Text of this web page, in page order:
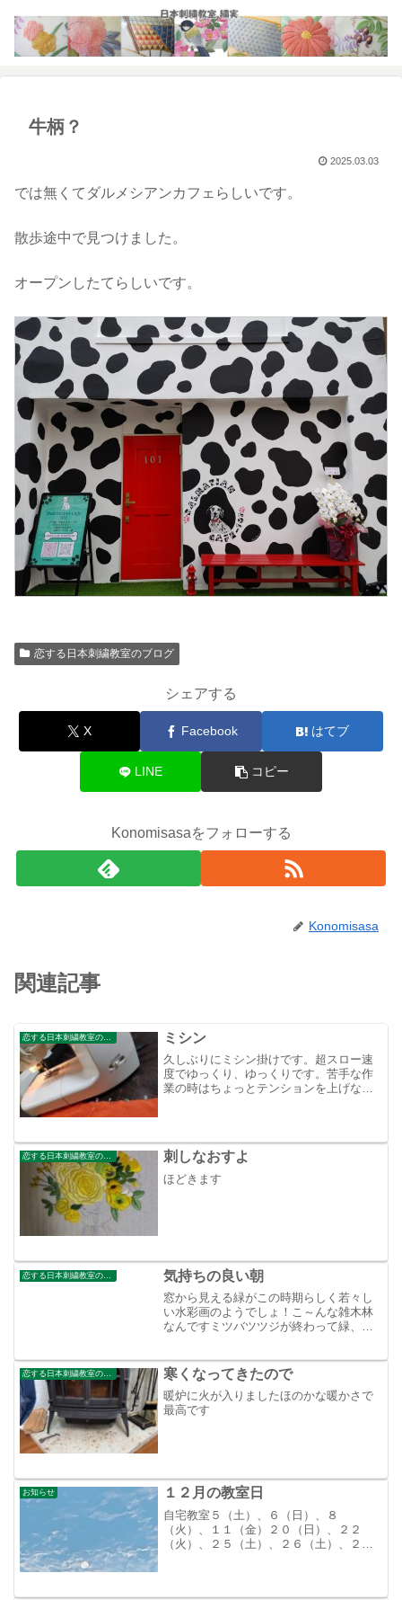
牛柄？
2025.03.03
では無くてダルメシアンカフェらしいです。
散歩途中で見つけました。
オープンしたてらしいです。
恋する日本刺繍教室のブログ
シェアする
X Facebook はてブ
LINE コピー
Konomisasaをフォローする
Konomisasa
関連記事
ミシン
久しぶりにミシン掛けです。超スロー速
度でゆっくり、ゆっくりです。苦手な作
業の時はちょっとテンションを上げない
恋する日本刺繍教室のブログ 刺しなおすよ
ほどきます
気持ちの良い朝
窓から見える緑がこの時期らしく若々し
い水彩画のようでしょ！こ～んな雑木林
なんですミツバツツジが終わって緑、み
寒くなってきたので
暖炉に火が入りましたほのかな暖かさで
最高です
お知らせ １２月の教室日
自宅教室５（土）、６（日）、８
（火）、１１（金）２０（日）、２２
（火）、２５（土）、２６（土）、２７